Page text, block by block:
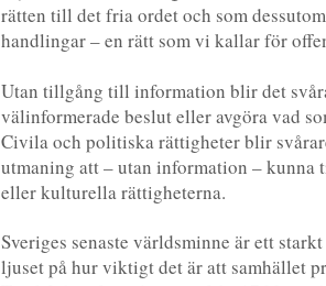
rätten till det fria ordet och som
handlingar – en rätt som vi kallar för
Utan tillgång till information blir det
välinformerade beslut eller avgöra vad
Civila och politiska rättigheter blir
utmaning att – utan information – kunna
eller kulturella rättigheterna.
Sveriges senaste världsminne är ett
ljuset på hur viktigt det är att samhället